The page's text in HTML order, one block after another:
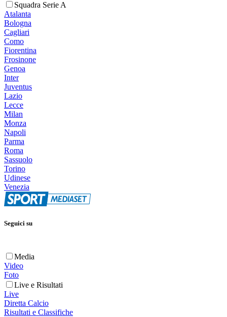
Squadra Serie A
Atalanta
Bologna
Cagliari
Como
Fiorentina
Frosinone
Genoa
Inter
Juventus
Lazio
Lecce
Milan
Monza
Napoli
Parma
Roma
Sassuolo
Torino
Udinese
Venezia
Seguici su
Media
Video
Foto
Live e Risultati
Live
Diretta Calcio
Risultati e Classifiche